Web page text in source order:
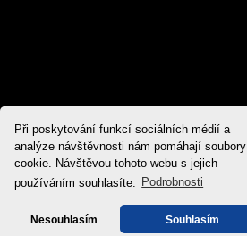
Při poskytování funkcí sociálních médií a
analýze návštěvnosti nám pomáhají soubory
cookie. Návštěvou tohoto webu s jejich
používáním souhlasíte.
Podrobnosti
Nesouhlasím Souhlasím